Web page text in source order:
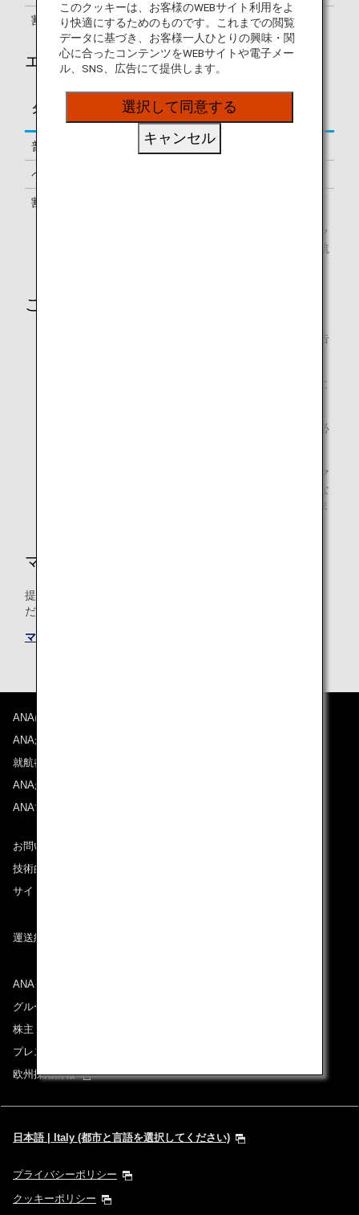
割引運賃 C, D 125%
エコノミークラス
タイプ 予約クラス
区間基本マイレージに
対する積算率
普通運賃 100%
ペックス運賃
割引運賃
予約クラスとは、航空券上に記載されている予約上のク
ラスになります。対象の予約クラス以外で予約された航
ご注意
提携航空会社によって、積算率・積算対象クラスが予告
積算率・積算対象クラスは、搭乗日時点のものが適用と
ご利用後、マイル積算が確認されるまで、事後登録に必
提携航空会社運航のコードシェア便をご利用の場合、マ
イル積算は、運航会社の予約クラスに基づく積算率にな
り、積算率が異なる場合や、積算されない場合がありま
マイルの積算条件
提携航空会社共通のマイル積算条件についても必ずご確認く
ださい。
マイル積算条件
ANAについて
ANAからのお知らせ
就航都市
ANAがお約束する体験
ANAマイレージクラブ
お問い合わせ
技術的なお問い合わせ（推奨環境）
サイトマップ
運送約款
ANAグループについて
グループ企業一覧
株主・投資家情報
プレスリリース
欧州採用情報
日本語 | Italy (都市と言語を選択してください)
プライバシーポリシー
クッキーポリシー
このクッキーは、お客様のWEBサイト利用をよ
り快適にするためのものです。これまでの閲覧
データに基づき、お客様一人ひとりの興味・関
心に合ったコンテンツをWEBサイトや電子メー
ル、SNS、広告にて提供します。
選択して同意する
キャンセル